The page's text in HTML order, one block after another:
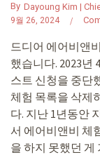
By Dayoung Kim |
9월 26, 2024
드디어 에어비앤
했습니다. 2023년
스트 신청을 중단
체험 목록을 삭제
다. 지난 1년동안
서 에어비앤비 체
을 하지 못했던